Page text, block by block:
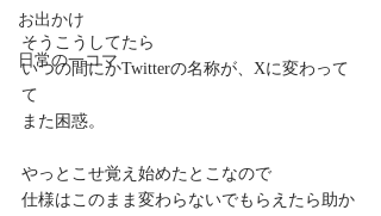
お出かけ
日常の一コマ
そうこうしてたら
いつの間にかTwitterの名称が、Xに変わって
て
また困惑。
やっとこせ覚え始めたとこなので
仕様はこのまま変わらないでもらえたら助か